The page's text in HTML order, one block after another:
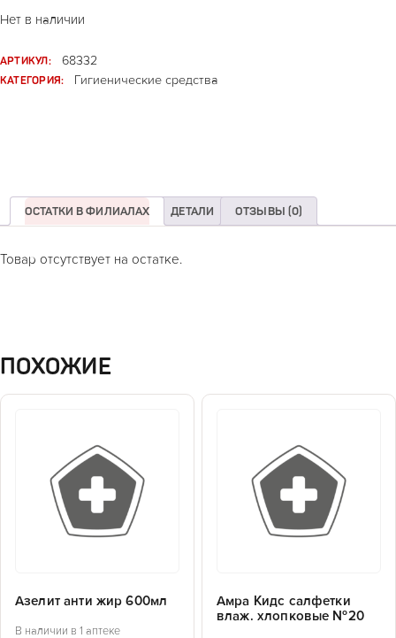
Нет в наличии
АРТИКУЛ:
68332
КАТЕГОРИЯ:
Гигиенические средства
ОСТАТКИ В ФИЛИАЛАХ ДЕТАЛИ ОТЗЫВЫ (0)
Товар отсутствует на остатке.
ПОХОЖИЕ
Азелит анти жир 600мл
В наличии в 1 аптеке
Амра Кидс салфетки
влаж. хлопковые №20